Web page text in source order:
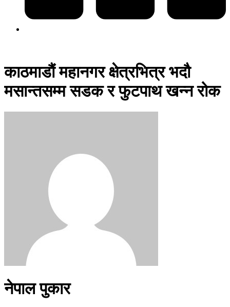
काठमाडौं महानगर क्षेत्रभित्र भदौ
मसान्तसम्म सडक र फुटपाथ खन्न रोक
नेपाल पुकार